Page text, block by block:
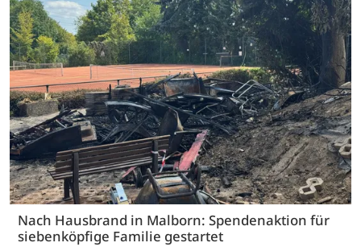
Nach Hausbrand in Malborn: Spendenaktion für
siebenköpfige Familie gestartet